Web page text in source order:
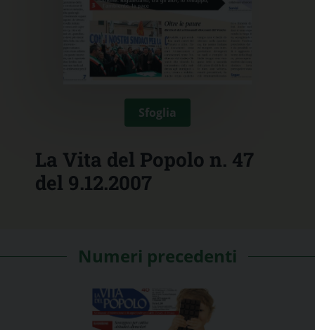
Sfoglia
La Vita del Popolo n. 47
del 9.12.2007
Numeri precedenti